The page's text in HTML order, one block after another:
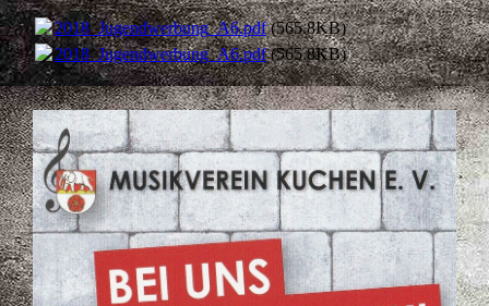
2018_Jugendwerbung_A6.pdf(565.8KB)
2018_Jugendwerbung_A6.pdf(565.8KB)